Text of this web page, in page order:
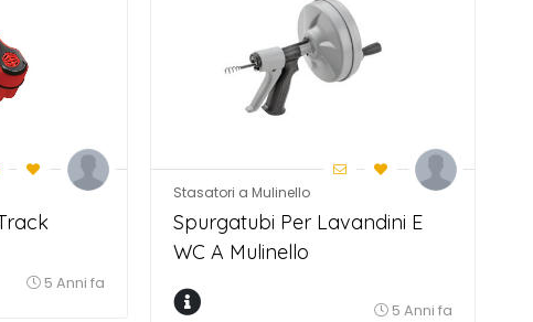
5 Anni fa
Stasatori a Mulinello
Spurgatubi Per Lavandini E
WC A Mulinello
5 Anni fa